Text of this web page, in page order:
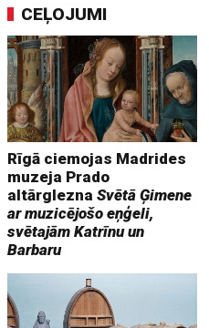
CEĻOJUMI
Rīgā ciemojas Madrides
muzeja Prado
altārgleznaSvētā Ģimene
ar muzicējošo eņģeli,
svētajām Katrīnu un
Barbaru